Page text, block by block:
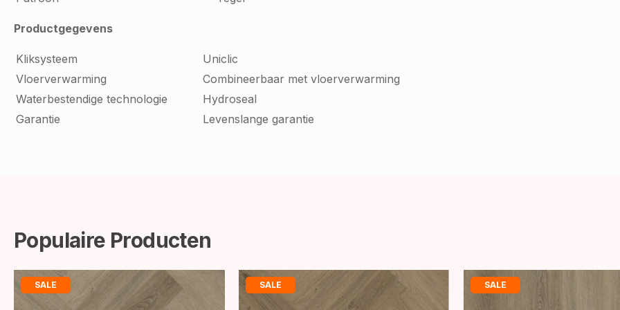
Productgegevens
Kliksysteem
Uniclic
Vloerverwarming
Combineerbaar met vloerverwarming
Waterbestendige technologie
Hydroseal
Garantie
Levenslange garantie
Populaire Producten
SALE SALE SALE